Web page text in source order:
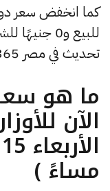
تحديث في مصر 365.
الآن
مساءً )